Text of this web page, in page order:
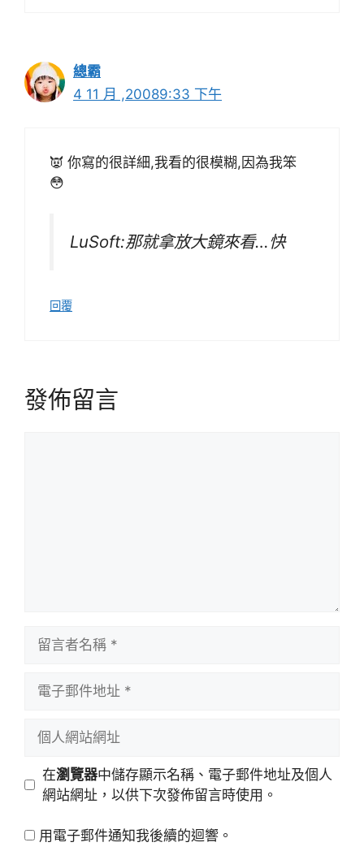
總霸
4 11 月 ,20089:33 下午
👿 你寫的很詳細,我看的很模糊,因為我笨
😳
LuSoft:那就拿放大鏡來看…快
回覆
發佈留言
址
站
址
在瀏覽器中儲存顯示名稱、電子郵件地址及個人
網站網址，以供下次發佈留言時使用。
用電子郵件通知我後續的迴響。